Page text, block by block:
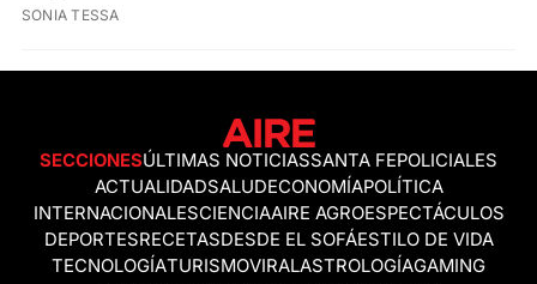
SONIA TESSA
SECCIONESÚLTIMAS NOTICIASSANTA FEPOLICIALES
ACTUALIDADSALUDECONOMÍAPOLÍTICA
INTERNACIONALESCIENCIAAIRE AGROESPECTÁCULOS
DEPORTESRECETASDESDE EL SOFÁESTILO DE VIDA
TECNOLOGÍATURISMOVIRALASTROLOGÍAGAMING